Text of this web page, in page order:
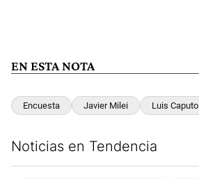
EN ESTA NOTA
Encuesta Javier Milei Luis Caputo
Noticias en Tendencia